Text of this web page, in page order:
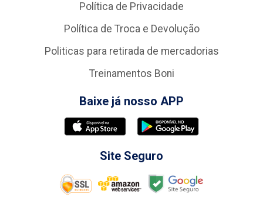
Política de Privacidade
Política de Troca e Devolução
Politicas para retirada de mercadorias
Treinamentos Boni
Baixe já nosso APP
Site Seguro